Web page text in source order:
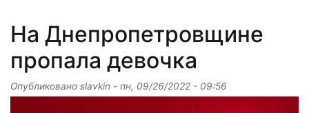
На Днепропетровщине
пропала девочка
Опубликовано slavkin - пн, 09/26/2022 - 09:56